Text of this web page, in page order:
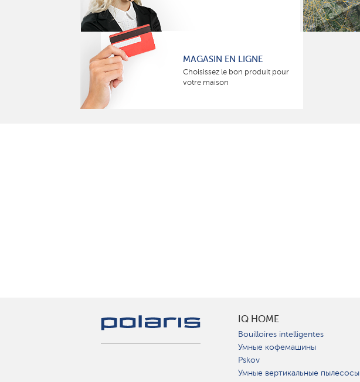
MAGASIN EN LIGNE
Choisissez le bon produit pour
votre maison
IQ HOME
Bouilloires intelligentes
Умные кофемашины
Pskov
Умные вертикальные пылесосы